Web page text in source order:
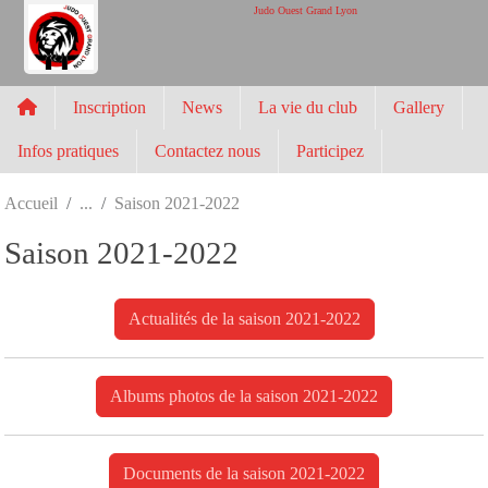
Judo Ouest Grand Lyon
Inscription News La vie du club Gallery
Infos pratiques Contactez nous Participez
Accueil Saison 2021-2022
Saison 2021-2022
Actualités de la saison 2021-2022
Albums photos de la saison 2021-2022
Documents de la saison 2021-2022
Panneau de gestion des cookies